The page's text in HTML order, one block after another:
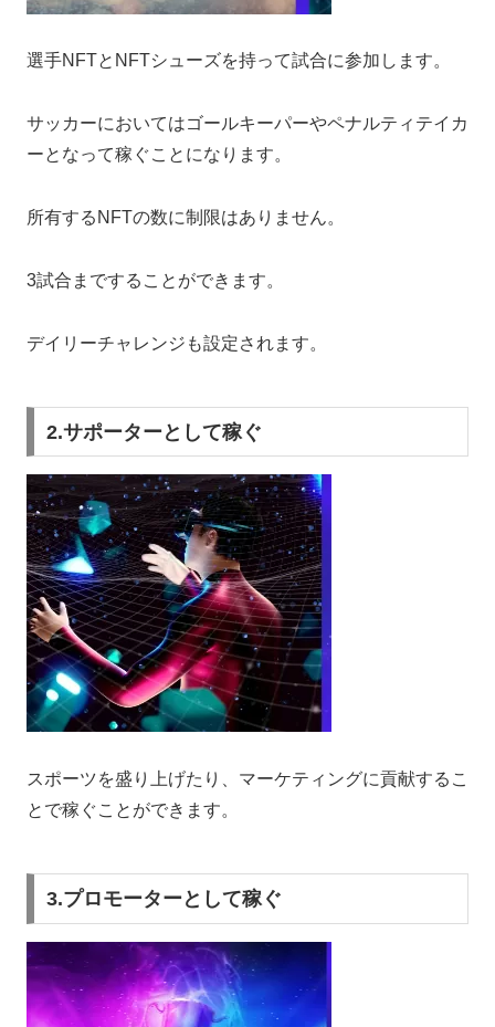
選手NFTとNFTシューズを持って試合に参加します。
サッカーにおいてはゴールキーパーやペナルティテイカ
ーとなって稼ぐことになります。
所有するNFTの数に制限はありません。
3試合まですることができます。
デイリーチャレンジも設定されます。
2.サポーターとして稼ぐ
スポーツを盛り上げたり、マーケティングに貢献するこ
とで稼ぐことができます。
3.プロモーターとして稼ぐ